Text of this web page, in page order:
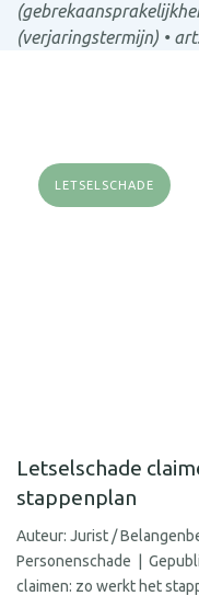
(verjaringstermijn) •
LETSELSCHADE
Letselschade
stappenplan
Auteur: Jurist /
Personenschade |
claimen: zo werkt het